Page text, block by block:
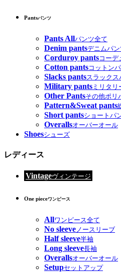
Pantsパンツ
Pants Allパンツ全て
Denim pantsデニムパン
Corduroy pantsコーデ
Cotton pantsコットン
Slacks pantsスラックス
Military pants ミリタリ
Other Pantsその他ポリ
Pattern&Sweat pants
Short pantsショートパ
Overallsオーバーオール
Shoesシューズ
レディース
Vintageヴィンテージ
One pieceワンピース
Allワンピース全て
No sleeve ノースリーブ
Half sleeve半袖
Long sleeve長袖
Overallsオーバーオール
Setupセットアップ